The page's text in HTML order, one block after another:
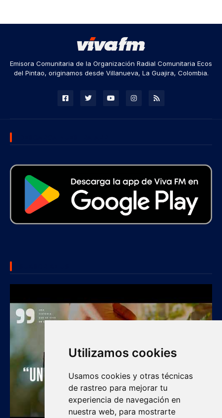
Utilizamos cookies
Usamos cookies y otras técnicas
de rastreo para mejorar tu
experiencia de navegación en
nuestra web, para mostrarte
Emisora Comunitaria de la Organización Radial Comunitaria Ecos
del Pintao, originamos desde Villanueva, La Guajira, Colombia.